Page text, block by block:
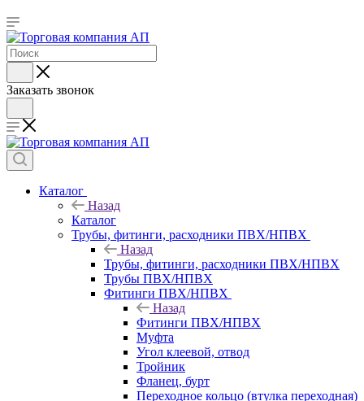
Заказать звонок
Каталог
Назад
Каталог
Трубы, фитинги, расходники ПВХ/НПВХ
Назад
Трубы, фитинги, расходники ПВХ/НПВХ
Трубы ПВХ/НПВХ
Фитинги ПВХ/НПВХ
Назад
Фитинги ПВХ/НПВХ
Муфта
Угол клеевой, отвод
Тройник
Фланец, бурт
Переходное кольцо (втулка переходная)